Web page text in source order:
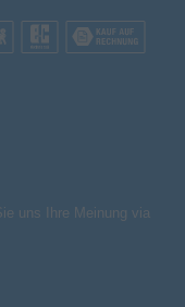
uns Ihre Meinung via